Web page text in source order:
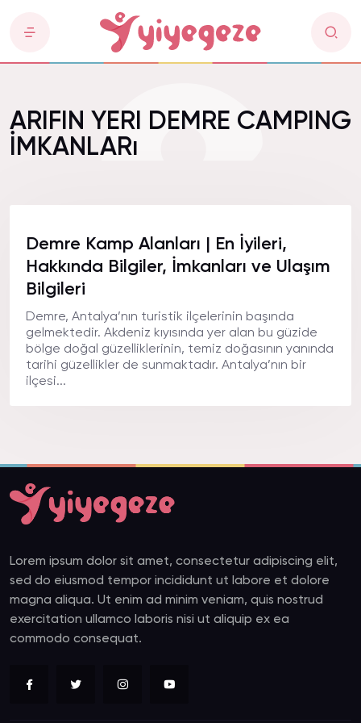
ARIFIN YERI DEMRE CAMPING
İMKANLARı
Demre Kamp Alanları | En İyileri,
Hakkında Bilgiler, İmkanları ve Ulaşım
Bilgileri
Demre, Antalya’nın turistik ilçelerinin başında
gelmektedir. Akdeniz kıyısında yer alan bu güzide
bölge doğal güzelliklerinin, temiz doğasının yanında
tarihi güzellikler de sunmaktadır. Antalya’nın bir
ilçesi...
Lorem ipsum dolor sit amet, consectetur adipiscing elit,
sed do eiusmod tempor incididunt ut labore et dolore
magna aliqua. Ut enim ad minim veniam, quis nostrud
exercitation ullamco laboris nisi ut aliquip ex ea
commodo consequat.